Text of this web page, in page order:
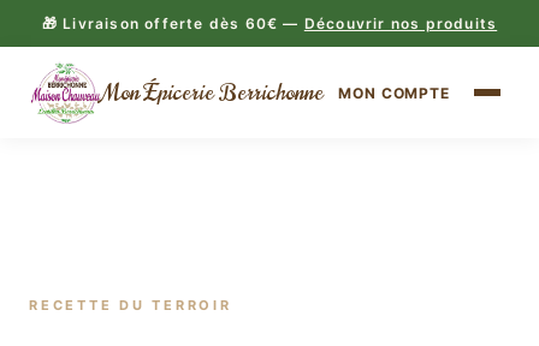
🎁 Livraison offerte dès 60€ — Découvrir nos produits
Mon Épicerie Berrichonne MON COMPTE
RECETTE DU TERROIR